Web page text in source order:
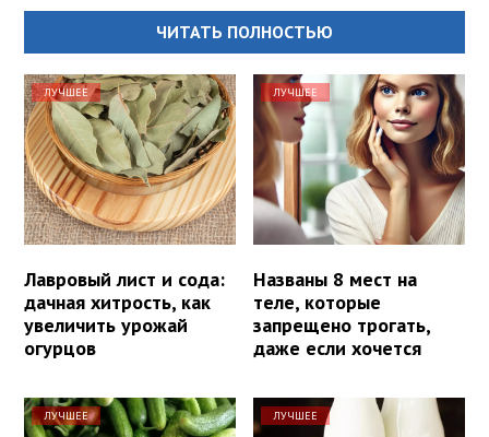
ЧИТАТЬ ПОЛНОСТЬЮ
ЛУЧШЕЕ
Лавровый лист и сода:
дачная хитрость, как
увеличить урожай
огурцов
ЛУЧШЕЕ
Названы 8 мест на
теле, которые
запрещено трогать,
даже если хочется
ЛУЧШЕЕ ЛУЧШЕЕ